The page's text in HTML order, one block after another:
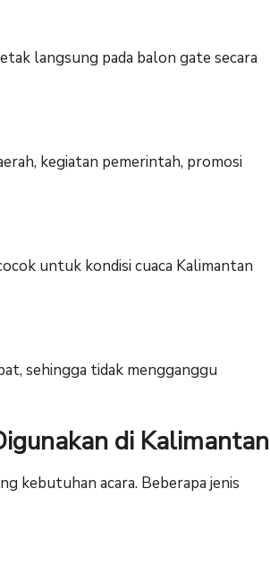
langsung pada balon gate secara
kegiatan pemerintah, promosi
untuk kondisi cuaca Kalimantan
sehingga tidak mengganggu
di Kalimantan
kebutuhan acara. Beberapa jenis